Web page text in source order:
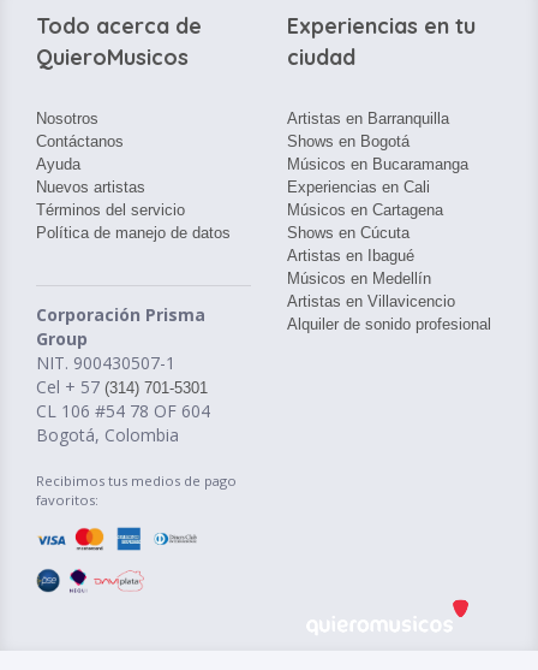
Todo acerca de
QuieroMusicos
Nosotros
Contáctanos
Ayuda
Nuevos artistas
Términos del servicio
Política de manejo de datos
Corporación Prisma
Group
NIT. 900430507-1
Cel + 57 (314) 701-5301
CL 106 #54 78 OF 604
Bogotá, Colombia
Recibimos tus medios de pago
favoritos:
Experiencias en tu
ciudad
Artistas en Barranquilla
Shows en Bogotá
Músicos en Bucaramanga
Experiencias en Cali
Músicos en Cartagena
Shows en Cúcuta
Artistas en Ibagué
Músicos en Medellín
Artistas en Villavicencio
Alquiler de sonido profesional